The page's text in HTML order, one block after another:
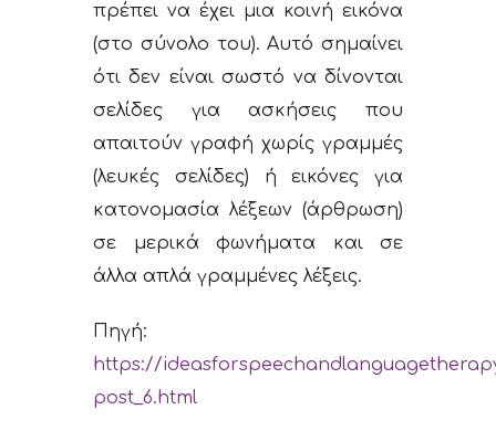
πρέπει να έχει μια κοινή εικόνα
(στο σύνολο του). Αυτό σημαίνει
ότι δεν είναι σωστό να δίνονται
σελίδες για ασκήσεις που
απαιτούν γραφή χωρίς γραμμές
(λευκές σελίδες) ή εικόνες για
κατονομασία λέξεων (άρθρωση)
σε μερικά φωνήματα και σε
άλλα απλά γραμμένες λέξεις.
Πηγή:
https://
post_6.html